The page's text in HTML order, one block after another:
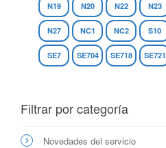
N19 N20 N22 N23
N27 NC1 NC2 S10
SE7 SE704 SE718 SE721
Filtrar por categoría
Novedades del servicio